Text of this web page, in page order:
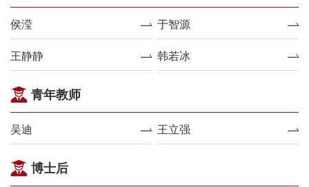
侯滢 于智源
王静静 韩若冰
青年教师
吴迪 王立强
博士后